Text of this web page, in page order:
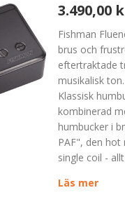
3.490,00
Fishman
brus och
eftertraktade
musikalisk ton.
Klassisk
kombinerad
humbucker i
PAF", den
single coil -
Läs mer